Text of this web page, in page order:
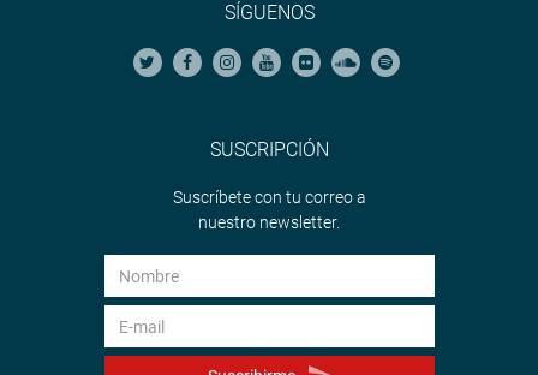
SÍGUENOS
SUSCRIPCIÓN
Suscríbete con tu correo a
nuestro newsletter.